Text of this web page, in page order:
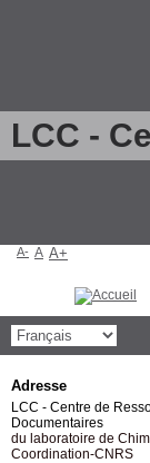
LCC -
A- A A+
Adresse
LCC - Centre de
Documentaires
du laboratoire de
Coordination-CNRS